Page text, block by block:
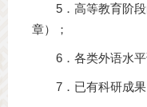
5．高等教育阶
章）；
6．各类外语水
7．已有科研成